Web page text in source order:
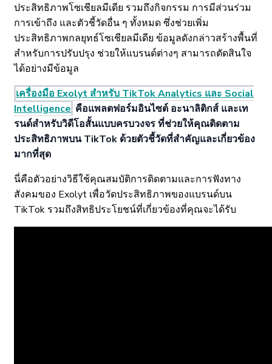
ประสิทธิภาพโซเชียลมีเดีย รวมถึงกิจกรรม การมีส่วนร่วม
การเข้าถึง และตัวชี้วัดอื่น ๆ ทั้งหมด ซึ่งช่วยเพิ่ม
ประสิทธิภาพกลยุทธ์โซเชียลมีเดีย ข้อมูลดังกล่าวสร้างพื้นที่
สำหรับการปรับปรุง ช่วยให้แบรนด์ต่างๆ สามารถตัดสินใจ
ได้อย่างมีข้อมูล
เครื่องมือ Exolyt สำหรับ TikTok Analytics และ Social
Intelligence คือแพลตฟอร์มอินไซต์ อะนาลิติกส์ และเท
รนด์สำหรับวิดีโอสั้นแบบครบวงจร ที่ช่วยให้คุณติดตาม
ประสิทธิภาพบน TikTok ด้วยตัวชี้วัดที่สำคัญและเกี่ยวข้อง
มากที่สุด
นี่คือตัวอย่างวิธีใช้คุณสมบัติการติดตามและการฟังทาง
สังคมของ Exolyt เพื่อวัดประสิทธิภาพของแบรนด์บน
TikTok รวมถึงสิทธิประโยชน์ที่เกี่ยวข้องที่คุณจะได้รับ